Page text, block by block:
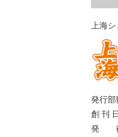
上海シ
発行部
創 刊
発 行